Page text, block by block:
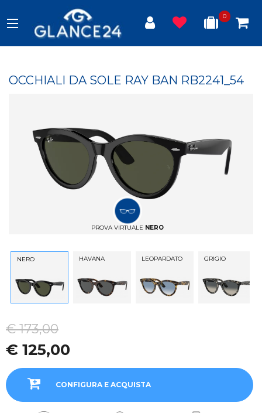
0
OCCHIALI DA SOLE RAY BAN RB2241_54
PROVA VIRTUALE NERO
NERO HAVANA LEOPARDATO GRIGIO
€ 173,00
€ 125,00
CONFIGURA E ACQUISTA